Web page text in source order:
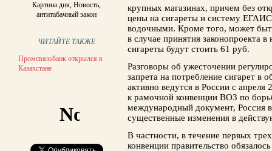
Картина дня,Новость,
антитабачный закон
ЧИТАЙТЕ ТАКЖЕ
Промсвязьбанк открылся в
Казахстане
крупных магазинах, причем без
цены на сигареты и систему
водочными. Кроме того, может
в случае при­нятия законопроекта
сигареты будут стоить 61 руб.
Разговоры об ужесточении
запрета на потребление сигарет в
активно ведутся в России с
к рамочной конвенции ВОЗ по
международный документ, Россия
существенные изменения в
В частности, в течение первых
конвенции правительство